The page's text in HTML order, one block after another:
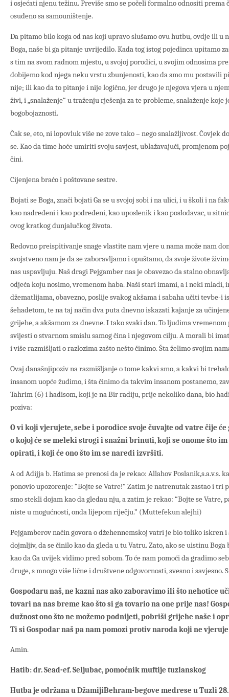
i osjećati njenu težinu. Previše smo se počeli formalno odnositi prema
osuđeno sa samouništenje.
Da pitamo bilo koga od nas koji upravo slušamo ovu hutbu, ovdje ili u
Boga, naše bi ga pitanje uvrijedilo. Kada tog istog pojedinca upitamo
s tim na svom radnom mjestu, u svojoj porodici, u svojim odnosima
dobijemo kod njega neku vrstu zbunjenosti, kao da smo mu postavili
nije; ili kao da to pitanje i nije logično, jer drugo je njegova vjera u
živi, i „snalaženje“ u traženju rješenja za te probleme, snalaženje koje
bogobojaznosti.
Čak se, eto, ni lopovluk više ne zove tako – nego snalažljivost. Čovjek
se. Kao da time hoće umiriti svoju savjest, ublažavajući, promjenom
čini.
Cijenjena braćo i poštovane sestre.
Bojati se Boga, znači bojati Ga se u svojoj sobi i na ulici, i u školi i na
kao nadređeni i kao podređeni, kao uposlenik i kao poslodavac, u
ovog kratkog dunjalučkog života.
Redovno preispitivanje snage vlastite nam vjere u nama može nam
svojstveno nam je da se zaboravljamo i opuštamo, da svoje živote
nas uspavljuju. Naš dragi Pejgamber nas je obavezao da stalno
odjeća koju nosimo, vremenom haba. Naši stari imami, a i neki mladi,
džematlijama, obavezno, poslije svakog akšama i sabaha učiti tevbe-i
šehadetom, te na taj način dva puta dnevno iskazati kajanje za
grijehe, a akšamom za dnevne. I tako svaki dan. To ljudima
svijesti o stvarnom smislu samog čina i njegovom cilju. A morali bi
i više razmišljati o razlozima zašto nešto činimo. Šta želimo svojim
Ovaj današnjipoziv na razmišljanje o tome kakvi smo, a kakvi bi
insanom uopće žudimo, i šta činimo da takvim insanom postanemo,
Tahrim (6) i hadisom, koji je na Bir radiju, prije nekoliko dana, bio
poziva:
O vi koji vjerujete, sebe i porodice svoje čuvajte od vatre čije
o kojoj će se meleki strogi i snažni brinuti, koji se onome što
opirati, i koji će ono što im se naredi izvršiti.
A od Adijja b. Hatima se prenosi da je rekao: Allahov Poslanik,s.a.v.s.
ponovio upozorenje: “Bojte se Vatre!” Zatim je natrenutak zastao i tri
smo stekli dojam kao da gledau nju, a zatim je rekao: “Bojte se Vatre,
niste u mogućnosti, onda lijepom riječju.” (Muttefekun alejhi)
Pejgamberov način govora o džehennemskoj vatri je bio toliko
dojmljiv, da se činilo kao da gleda u tu Vatru. Zato, ako se uistinu
kao da Ga uvijek vidimo pred sobom. To će nam pomoći da gradimo
druge, s mnogo više lične i društvene odgovornosti, svesno i savjesno.
Gospodaru naš, ne kazni nas ako zaboravimo ili što nehotice
tovari na nas breme kao što si ga tovario na one prije nas!
dužnost ono što ne možemo podnijeti, pobriši grijehe naše i
Ti si Gospodar naš pa nam pomozi protiv naroda koji ne
Amin.
Hatib: dr. Sead-ef. Seljubac, pomoćnik muftije tuzlanskog
Hutba je održana u DžamijiBehram-begove medrese u Tuzli